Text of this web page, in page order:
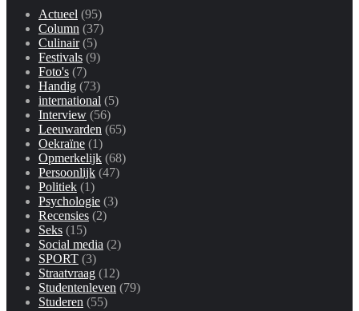
Actueel (95)
Column (37)
Culinair(5)
Festivals (9)
Foto's (7)
Handig (73)
international (5)
Interview (56)
Leeuwarden (65)
Oekraïne (1)
Opmerkelijk (68)
Persoonlijk (47)
Politiek (1)
Psychologie (3)
Recensies (2)
Seks (15)
Social media (2)
SPORT (3)
Straatvraag (12)
Studentenleven (79)
Studeren (55)